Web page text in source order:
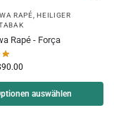
RAPÉ ,HEILIGER
Rapé - Força
90.00
auswählen